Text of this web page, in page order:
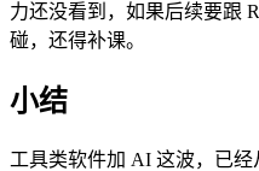
力还没看到，如果后续要跟
碰，还得补课。
小结
工具类软件加 AI 这波，已